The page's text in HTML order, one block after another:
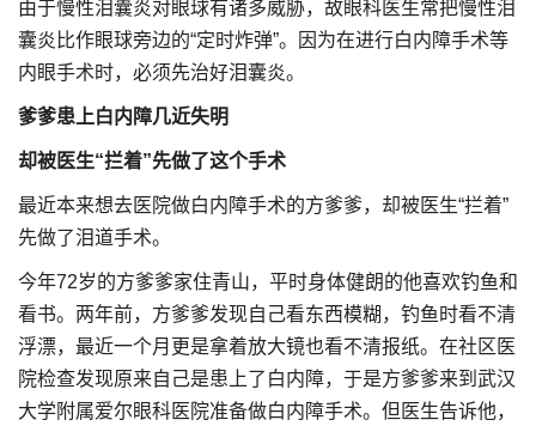
由于慢性泪囊炎对眼球有诸多威胁，故眼科医生常把慢性泪
囊炎比作眼球旁边的“定时炸弹”。因为在进行白内障手术等
内眼手术时，必须先治好泪囊炎。
爹爹患上白内障几近失明
却被医生“拦着”先做了这个手术
最近本来想去医院做白内障手术的方爹爹，却被医生“拦着”
先做了泪道手术。
今年72岁的方爹爹家住青山，平时身体健朗的他喜欢钓鱼和
看书。两年前，方爹爹发现自己看东西模糊，钓鱼时看不清
浮漂，最近一个月更是拿着放大镜也看不清报纸。在社区医
院检查发现原来自己是患上了白内障，于是方爹爹来到武汉
大学附属爱尔眼科医院准备做白内障手术。但医生告诉他，